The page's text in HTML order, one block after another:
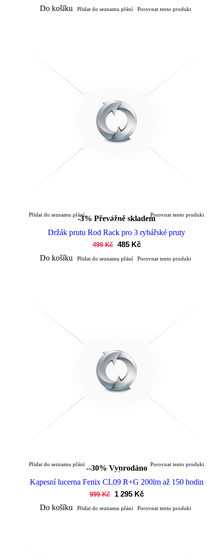
Do košíku
Přidat do seznamu přání Porovnat tento produkt
-3% Převážně skladem
Přidat do seznamu přání Porovnat tento produkt
Držák prutu Rod Rack pro 3 rybářské pruty
499 Kč
485 Kč
Do košíku
Přidat do seznamu přání Porovnat tento produkt
--30% Vyprodáno
Přidat do seznamu přání Porovnat tento produkt
Kapesní lucerna Fenix CL09 R+G 200lm až 150 hodin
999 Kč
1 295 Kč
Do košíku
Přidat do seznamu přání Porovnat tento produkt